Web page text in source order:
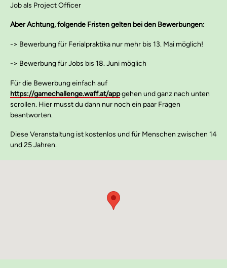
Job als Project Officer
Aber Achtung, folgende Fristen gelten bei den Bewerbungen:
-> Bewerbung für Ferialpraktika nur mehr bis 13. Mai möglich!
-> Bewerbung für Jobs bis 18. Juni möglich
Für die Bewerbung einfach auf
https://gamechallenge.waff.at/appgehen und ganz nach unten
scrollen. Hier musst du dann nur noch ein paar Fragen
beantworten.
Diese Veranstaltung ist kostenlos und für Menschen zwischen 14
und 25 Jahren.